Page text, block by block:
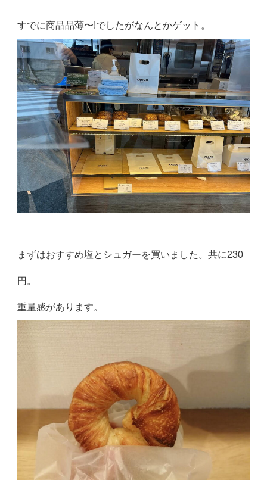
すでに商品品薄〜!でしたがなんとかゲット。
まずはおすすめ塩とシュガーを買いました。共に230
円。
重量感があります。